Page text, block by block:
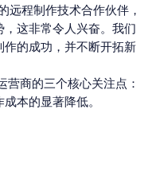
远程制作技术合作伙伴，
这非常令人兴奋。我们
的成功，并不断开拓新
营商的三个核心关注点：
本的显著降低。